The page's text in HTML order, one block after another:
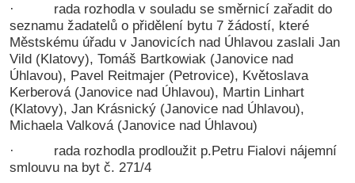
· rada rozhodla v souladu se směrnicí zařadit do
seznamu žadatelů o přidělení bytu 7 žádostí, které
Městskému úřadu v Janovicích nad Úhlavou zaslali Jan
Vild (Klatovy), Tomáš Bartkowiak (Janovice nad
Úhlavou), Pavel Reitmajer (Petrovice), Květoslava
Kerberová (Janovice nad Úhlavou), Martin Linhart
(Klatovy), Jan Krásnický (Janovice nad Úhlavou),
Michaela Valková (Janovice nad Úhlavou)
· rada rozhodla prodloužit p.Petru Fialovi nájemní
smlouvu na byt č. 271/4